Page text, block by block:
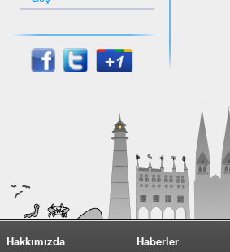
Hakkımızda
Haberler